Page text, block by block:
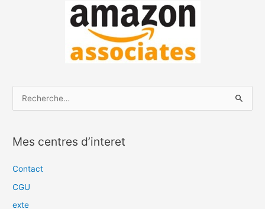
h
e
Mes centres d’interet
Contact
CGU
exte